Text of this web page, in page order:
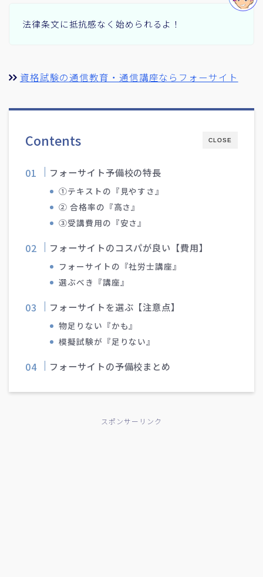
法律条文に抵抗感なく始められるよ！
資格試験の通信教育・通信講座ならフォーサイト
CLOSE
Contents
フォーサイト予備校の特長
①テキストの『見やすさ』
② 合格率の『高さ』
③受講費用の『安さ』
フォーサイトのコスパが良い【費用】
フォーサイトの『社労士講座』
選ぶべき『講座』
フォーサイトを選ぶ【注意点】
物足りない『かも』
模擬試験が『足りない』
フォーサイトの予備校まとめ
スポンサーリンク